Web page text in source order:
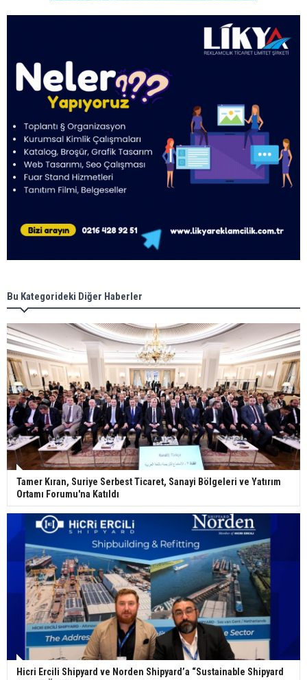
Bu Kategorideki Diğer Haberler
Tamer Kıran, Suriye Serbest Ticaret, Sanayi Bölgeleri ve Yatırım
Ortamı Forumu'na Katıldı
Hicri Ercili Shipyard ve Norden Shipyard’a “Sustainable Shipyard